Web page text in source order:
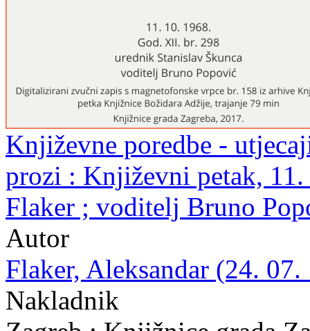
Književne poredbe -
prozi : Književni petak,
Flaker ; voditelj Bruno
Autor
Flaker, Aleksandar (24.
Nakladnik